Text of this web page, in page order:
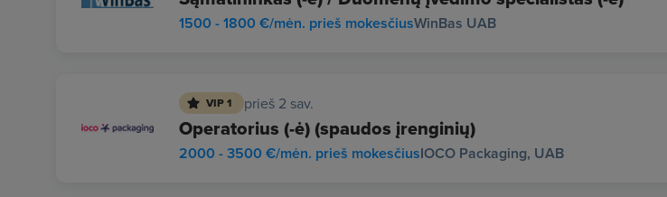
WinBas UAB
1500 - 1800 €/mėn. prieš mokesčius
VIP 1 prieš 2 sav.
Operatorius (-ė) (spaudos įrenginių)
IOCO Packaging, UAB
2000 - 3500 €/mėn. prieš mokesčius